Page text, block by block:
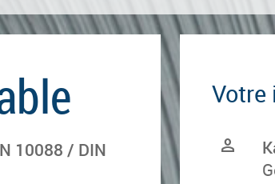
10088 / DIN
Votre
person